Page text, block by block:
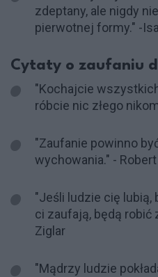
zdeptany, ale nigdy
pierwotnej formy." -
Cytaty o zaufaniu
"Kochajcie
róbcie nic złego
"Zaufanie powinno
wychowania." - Robert
"Jeśli ludzie cię lubią,
ci zaufają, będą robić
Ziglar
"Mądrzy ludzie